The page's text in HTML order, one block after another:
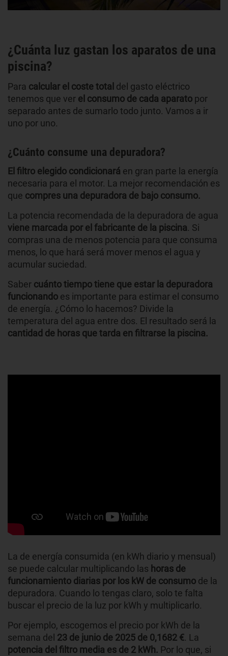
¿Cuánta luz gastan los aparatos de una
piscina?
Para calcular el coste total del gasto eléctrico
tenemos que ver el consumo de cada aparato por
separado antes de sumarlo todo junto. Vamos a ir
uno por uno.
¿Cuánto consume una depuradora?
El filtro elegido condicionará en gran parte la energía
necesaria para el motor. La mejor recomendación es
que compres una depuradora de bajo consumo.
La potencia recomendada de la depuradora de agua
viene marcada por el fabricante de la piscina. Si
compras una de menos potencia para que consuma
menos, lo que hará será mover menos el agua y
acumular suciedad.
Saber cuánto tiempo tiene que estar la depuradora
funcionando es importante para estimar el consumo
de energía. ¿Cómo lo hacemos? Divide la
temperatura del agua entre dos. El resultado será la
cantidad de horas que tarda en filtrarse la piscina.
La de energía consumida (en kWh diario y mensual)
se puede calcular multiplicando las horas de
funcionamiento diarias por los kW de consumo de la
depuradora. Cuando lo tengas claro, solo te falta
buscar el precio de la luz por kWh y multiplicarlo.
Por ejemplo, escogemos el precio por kWh de la
semana del 23 de junio de 2025 de 0,1682 €. La
potencia del filtro media es de 2 kWh. Por lo que, si